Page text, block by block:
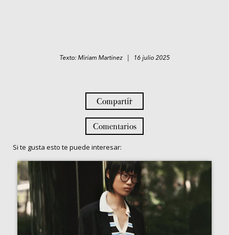
Texto: Miriam Martinez | 16 julio 2025
Compartir
Comentarios
Si te gusta esto te puede interesar: